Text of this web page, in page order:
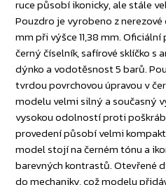
ruce působí ikonicky, ale stále
Pouzdro je vyrobeno z
mm při výšce 11,38 mm.
černý číselník, safírové sklíčko s
dýnko a vodotěsnost 5 barů.
tvrdou povrchovou úpravou v
modelu velmi silný a současný
vysokou odolností proti
provedení působí velmi
model stojí na černém tónu a
barevných kontrastů. Otevřené
do mechaniky, což modelu